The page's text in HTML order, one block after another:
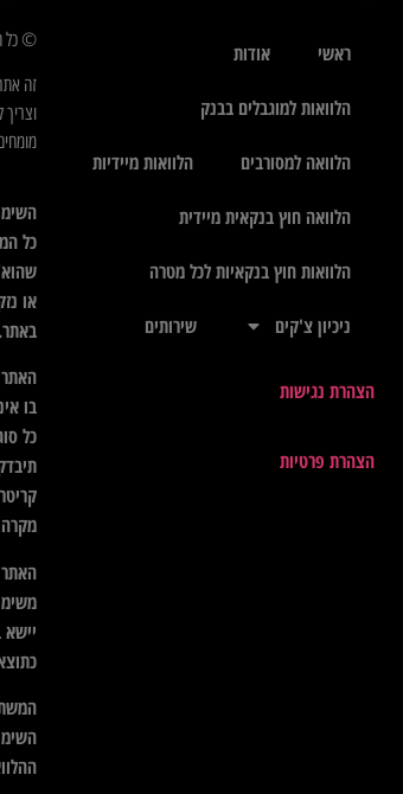
ראשי אודות
הלוואות למוגבלים בבנק
הלוואה למסורבים הלוואות מיידיות
הלוואה חוץ בנקאית מיידית
הלוואות חוץ בנקאיות לכל מטרה
ניכיון צ'קים שירותים
הצהרת נגישות
הצהרת פרטיות
© כל
זה
כל
או
האתר
בו
כל
מקרה
האתר